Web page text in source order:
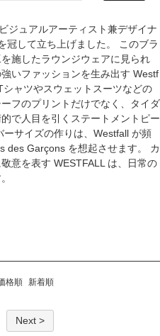
ジュアルアーティスト兼デザイナ
冠して立ち上げました。 このブラ
施したラウンジウェアに見られ
いファッションを生み出す Westf
ャツやスウェットスーツなどの
フのプリントだけでなく、タイダ
で人目を引くステートメントピー
サイズの作りは、Westfall が頻
des Garçons を想起させます。 カ
意を表す WESTFALL は、日常の
格順 新着順
Next >